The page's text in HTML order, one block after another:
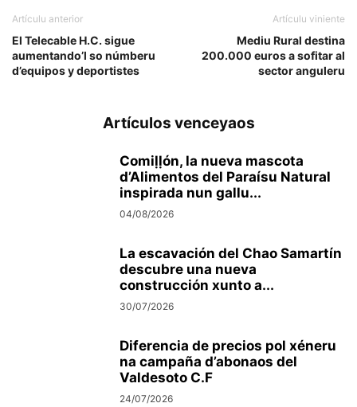
Artículu anterior
El Telecable H.C. sigue
aumentando’l so númberu
d’equipos y deportistes
Artículu viniente
Mediu Rural destina
200.000 euros a sofitar al
sector anguleru
Artículos venceyaos
Comiḷḷón, la nueva mascota
d’Alimentos del Paraísu Natural
inspirada nun gallu...
04/08/2026
La escavación del Chao Samartín
descubre una nueva
construcción xunto a...
30/07/2026
Diferencia de precios pol xéneru
na campaña d’abonaos del
Valdesoto C.F
24/07/2026